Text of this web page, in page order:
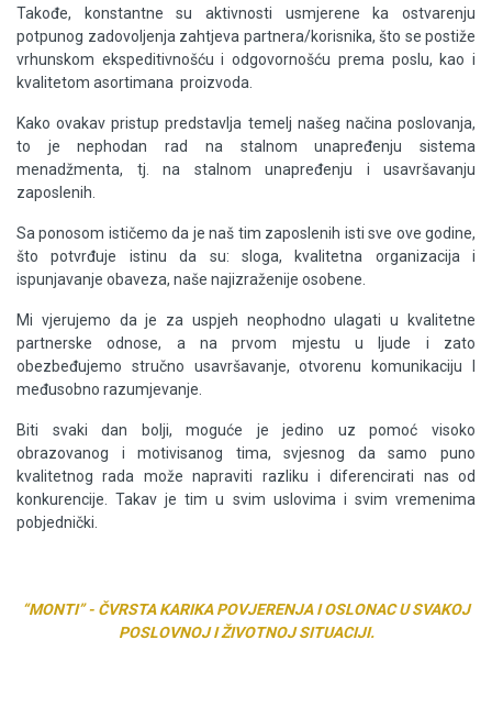
Takođe, konstantne su aktivnosti usmjerene ka ostvarenju
potpunog zadovoljenja zahtjeva partnera/korisnika, što se postiže
vrhunskom ekspeditivnošću i odgovornošću prema poslu, kao i
kvalitetom asortimana proizvoda.
Kako ovakav pristup predstavlja temelj našeg načina poslovanja,
to je nephodan rad na stalnom unapređenju sistema
menadžmenta, tj. na stalnom unapređenju i usavršavanju
zaposlenih.
Sa ponosom ističemo da je naš tim zaposlenih isti sve ove godine,
što potvrđuje istinu da su: sloga, kvalitetna organizacija i
ispunjavanje obaveza, naše najizraženije osobene.
Mi vjerujemo da je za uspjeh neophodno ulagati u kvalitetne
partnerske odnose, a na prvom mjestu u ljude i zato
obezbeđujemo stručno usavršavanje, otvorenu komunikaciju I
međusobno razumjevanje.
Biti svaki dan bolji, moguće je jedino uz pomoć visoko
obrazovanog i motivisanog tima, svjesnog da samo puno
kvalitetnog rada može napraviti razliku i diferencirati nas od
konkurencije. Takav je tim u svim uslovima i svim vremenima
pobjednički.
“MONTI” - ČVRSTA KARIKA POVJERENJA I OSLONAC U SVAKOJ
POSLOVNOJ I ŽIVOTNOJ SITUACIJI.